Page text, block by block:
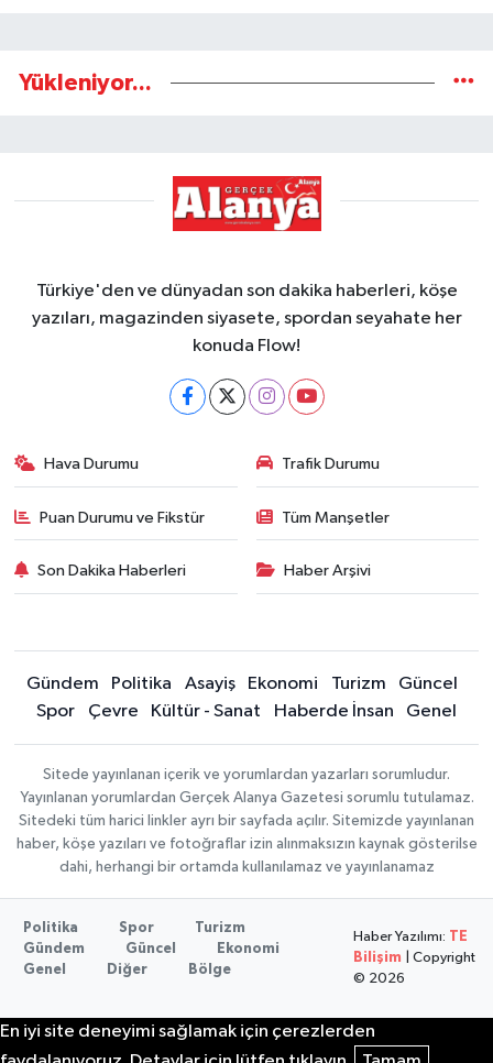
Yükleniyor...
Türkiye'den ve dünyadan son dakika haberleri, köşe
yazıları, magazinden siyasete, spordan seyahate her
konuda Flow!
Hava Durumu Trafik Durumu
Puan Durumu ve Fikstür Tüm Manşetler
Son Dakika Haberleri Haber Arşivi
Gündem Politika Asayiş Ekonomi Turizm
Güncel
Spor
Çevre Kültür - Sanat Haberde İnsan Genel
Sitede yayınlanan içerik ve yorumlardan yazarları sorumludur.
Yayınlanan yorumlardan Gerçek Alanya Gazetesi sorumlu tutulamaz.
Sitedeki tüm harici linkler ayrı bir sayfada açılır. Sitemizde yayınlanan
haber, köşe yazıları ve fotoğraflar izin alınmaksızın kaynak gösterilse
dahi, herhangi bir ortamda kullanılamaz ve yayınlanamaz
Politika Spor
Turizm
Gündem
Güncel
Ekonomi
Genel
Diğer Bölge
Haber Yazılımı: TE
Bilişim | Copyright
© 2026
En iyi site deneyimi sağlamak için çerezlerden